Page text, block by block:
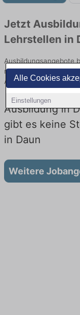
Alle Cookies
Einstellungen
Jetzt
Lehrstellen in
Ausbildungsangebote
namhaften Firmen.
Arbeitgebern und
Ausbildung in
gibt es keine
in Daun
Weitere